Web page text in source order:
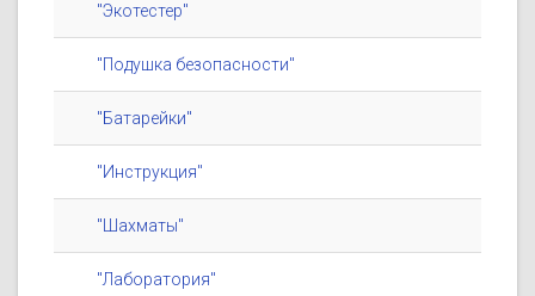
"Экотестер"
"Подушка безопасности"
"Батарейки"
"Инструкция"
"Шахматы"
"Лаборатория"